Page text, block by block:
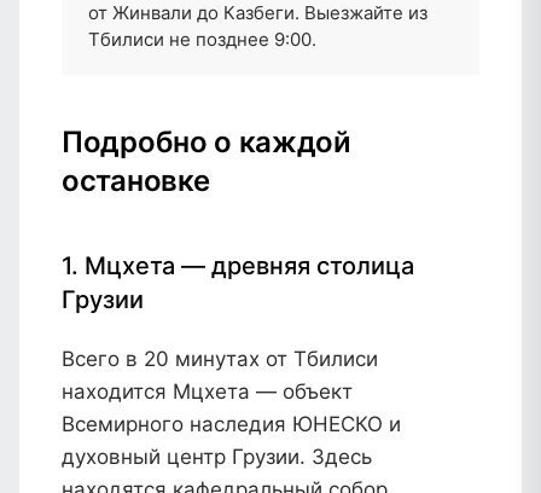
от Жинвали до Казбеги. Выезжайте из
Тбилиси не позднее 9:00.
Подробно о каждой
остановке
1. Мцхета — древняя столица
Грузии
Всего в 20 минутах от Тбилиси
находится Мцхета — объект
Всемирного наследия ЮНЕСКО и
духовный центр Грузии. Здесь